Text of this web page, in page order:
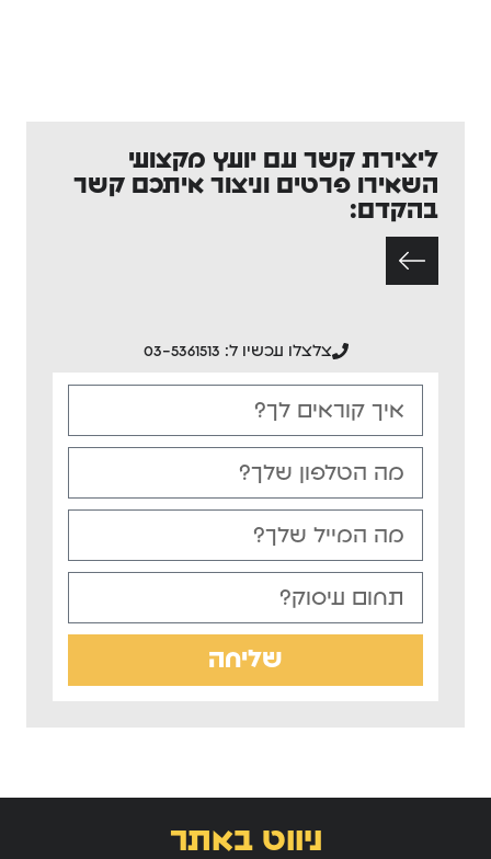
ליצירת קשר עם יועץ מקצועי
השאירו פרטים וניצור איתכם קשר
בהקדם:
צלצלו עכשיו ל: 03-5361513
שליחה
ניווט באתר